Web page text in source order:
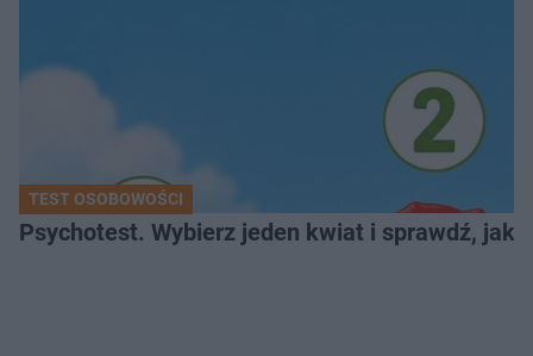
TEST OSOBOWOŚCI
Psychotest. Wybierz jeden kwiat i sprawdź, jaki